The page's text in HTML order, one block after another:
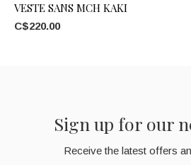
VESTE SANS MCH KAKI
C$220.00
Sign up for our
Receive the latest offers